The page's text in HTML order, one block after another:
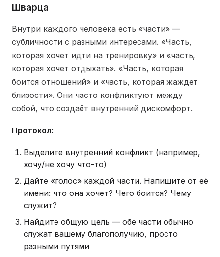
Шварца
Внутри каждого человека есть «части» —
субличности с разными интересами. «Часть,
которая хочет идти на тренировку» и «часть,
которая хочет отдыхать». «Часть, которая
боится отношений» и «часть, которая жаждет
близости». Они часто конфликтуют между
собой, что создаёт внутренний дискомфорт.
Протокол:
Выделите внутренний конфликт (например,
хочу/не хочу что-то)
Дайте «голос» каждой части. Напишите от её
имени: что она хочет? Чего боится? Чему
служит?
Найдите общую цель — обе части обычно
служат вашему благополучию, просто
разными путями